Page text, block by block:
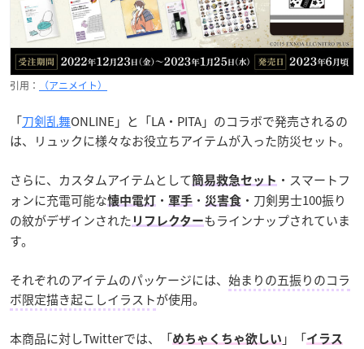
引用： （アニメイト）
「刀剣乱舞ONLINE」と「LA・PITA」のコラボで発売されるの
は、リュックに様々なお役立ちアイテムが入った防災セット。
さらに、カスタムアイテムとして簡易救急セット ・スマートフ
ォンに充電可能な懐中電灯 ・ 軍手 ・ 災害食 ・刀剣男士100振り
の紋がデザインされた リフレクターもラインナップされていま
す。
それぞれのアイテムのパッケージには、 始まりの五振りのコラ
ボ限定描き起こしイラストが使用。
本商品に対しTwitterでは、「めちゃくちゃ欲しい 」「イラス